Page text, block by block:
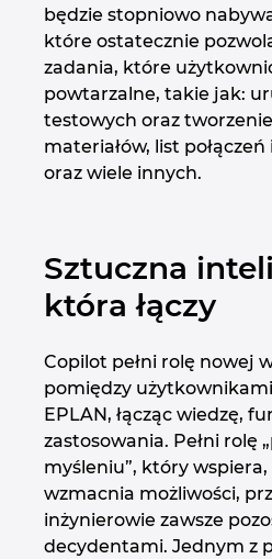
będzie stopniowo
które ostatecznie
zadania, które
powtarzalne, takie jak:
testowych oraz
materiałów, list
oraz wiele innych.
Sztuczna
która łączy
Copilot pełni rolę nowej
pomiędzy
EPLAN, łącząc wiedzę,
zastosowania. Pełni rolę
myśleniu”, który
wzmacnia możliwości,
inżynierowie zawsze
decydentami. Jednym z